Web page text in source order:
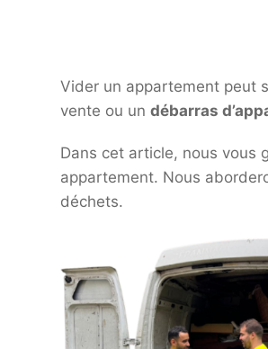
Vider un appartement peut
vente ou un débarras
Dans cet article, nous vous
appartement. Nous
déchets.